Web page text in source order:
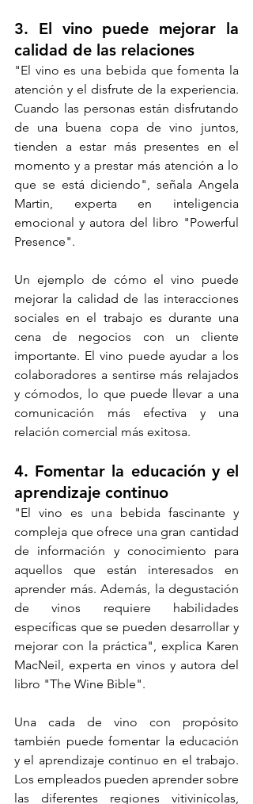
3. El vino puede mejorar la
calidad de las relaciones
"El vino es una bebida que fomenta la
atención y el disfrute de la experiencia.
Cuando las personas están disfrutando
de una buena copa de vino juntos,
tienden a estar más presentes en el
momento y a prestar más atención a lo
que se está diciendo", señala Angela
Martin, experta en inteligencia
emocional y autora del libro "Powerful
Presence".
Un ejemplo de cómo el vino puede
mejorar la calidad de las interacciones
sociales en el trabajo es durante una
cena de negocios con un cliente
importante. El vino puede ayudar a los
colaboradores a sentirse más relajados
y cómodos, lo que puede llevar a una
comunicación más efectiva y una
relación comercial más exitosa.
4. Fomentar la educación y el
aprendizaje continuo
"El vino es una bebida fascinante y
compleja que ofrece una gran cantidad
de información y conocimiento para
aquellos que están interesados en
aprender más. Además, la degustación
de vinos requiere habilidades
específicas que se pueden desarrollar y
mejorar con la práctica", explica Karen
MacNeil, experta en vinos y autora del
libro "The Wine Bible".
Una cada de vino con propósito
también puede fomentar la educación
y el aprendizaje continuo en el trabajo.
Los empleados pueden aprender sobre
las diferentes regiones vitivinícolas,